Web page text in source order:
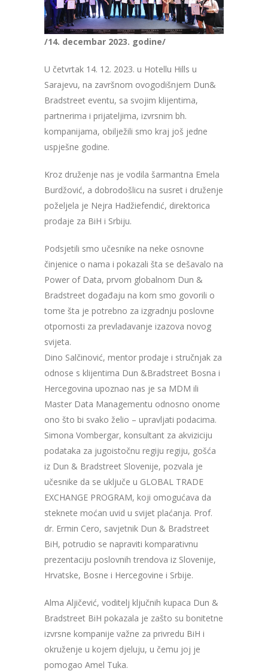
/14. decembar 2023. godine/
U četvrtak 14. 12. 2023. u Hotellu Hills u
Sarajevu, na završnom ovogodišnjem Dun&
Bradstreet eventu, sa svojim klijentima,
partnerima i prijateljima, izvrsnim bh.
kompanijama, obilježili smo kraj još jedne
uspješne godine.
Kroz druženje nas je vodila šarmantna Emela
Burdžović, a dobrodošlicu na susret i druženje
poželjela je Nejra Hadžiefendić, direktorica
prodaje za BiH i Srbiju.
Podsjetili smo učesnike na neke osnovne
činjenice o nama i pokazali šta se dešavalo na
Power of Data, prvom globalnom Dun &
Bradstreet događaju na kom smo govorili o
tome šta je potrebno za izgradnju poslovne
otpornosti za prevladavanje izazova novog
svijeta.
Dino Salčinović, mentor prodaje i stručnjak za
odnose s klijentima Dun &Bradstreet Bosna i
Hercegovina upoznao nas je sa MDM ili
Master Data Managementu odnosno onome
ono što bi svako želio – upravljati podacima.
Simona Vombergar, konsultant za akviziciju
podataka za jugoistočnu regiju regiju, gošća
iz Dun & Bradstreet Slovenije, pozvala je
učesnike da se uključe u GLOBAL TRADE
EXCHANGE PROGRAM, koji omogućava da
steknete moćan uvid u svijet plaćanja. Prof.
dr. Ermin Cero, savjetnik Dun & Bradstreet
BiH, potrudio se napraviti komparativnu
prezentaciju poslovnih trendova iz Slovenije,
Hrvatske, Bosne i Hercegovine i Srbije.
Alma Aljičević, voditelj ključnih kupaca Dun &
Bradstreet BiH pokazala je zašto su bonitetne
izvrsne kompanije važne za privredu BiH i
okruženje u kojem djeluju, u čemu joj je
pomogao Amel Tuka.